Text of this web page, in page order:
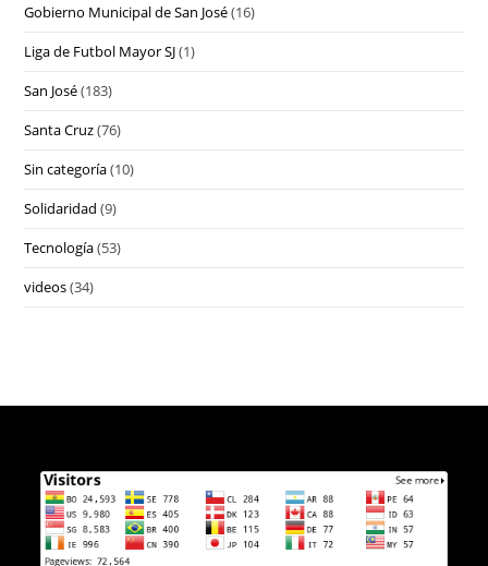
Gobierno Municipal de San José(16)
Liga de Futbol Mayor SJ(1)
San José(183)
Santa Cruz(76)
Sin categoría(10)
Solidaridad (9)
Tecnología(53)
videos(34)